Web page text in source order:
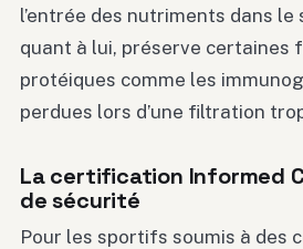
l’entrée des nutriments dans le
quant à lui, préserve certaines
protéiques comme les
perdues lors d’une filtration
La certification Informed
de sécurité
Pour les sportifs soumis à des